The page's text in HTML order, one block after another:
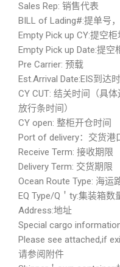
Sales Rep: 销售代表
BILL of Lading#:提单号
Empty Pick up CY:提空柜
Empty Pick up Date:提空
Pre Carrier: 预载
Est.Arrival Date:EIS到达
CY CUT: 结关时间（具
放行条时间）
CY open: 整柜开仓时间
Port of delivery：交货港
Receive Term: 接收期限
Delivery Term: 交货期限
Ocean Route Type: 海
EQ Type/Q＇ty:集装箱
Address:地址
Special cargo
Please see attached,if
请参阅附件